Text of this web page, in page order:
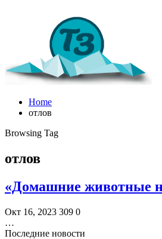
Home
отлов
Browsing Tag
отлов
«Домашние животные
Окт 16, 2023 309 0
…
Последние новости